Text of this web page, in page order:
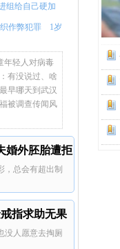
组给自己硬加
作弊犯罪 1岁
年轻人对病毒
有没说过、啥
早哪天到武汉
被调查传闻风
婚外胚胎遭拒
，总会有超出制
指求助无果
没人愿意去掏厕
死
崩
内